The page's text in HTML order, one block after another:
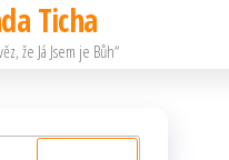
Ticha
že Já Jsem je Bůh“